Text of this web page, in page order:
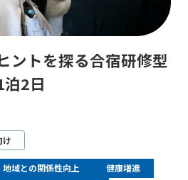
ントを探る合宿研修型
2日
け
地域との関係性向上
健康増進